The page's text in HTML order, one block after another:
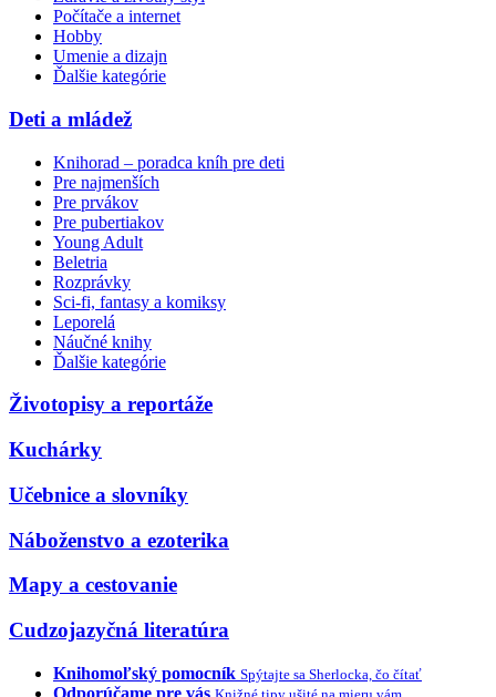
Počítače a internet
Hobby
Umenie a dizajn
Ďalšie kategórie
Deti a mládež
Knihorad – poradca kníh pre deti
Pre najmenších
Pre prvákov
Pre pubertiakov
Young Adult
Beletria
Rozprávky
Sci-fi, fantasy a komiksy
Leporelá
Náučné knihy
Ďalšie kategórie
Životopisy a reportáže
Kuchárky
Učebnice a slovníky
Náboženstvo a ezoterika
Mapy a cestovanie
Cudzojazyčná literatúra
Knihomoľský pomocník Spýtajte sa Sherlocka, čo čítať
Odporúčame pre vás